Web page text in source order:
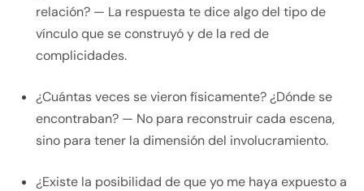
relación? — La respuesta te dice algo del tipo de
vínculo que se construyó y de la red de
complicidades.
¿Cuántas veces se vieron físicamente? ¿Dónde se
encontraban? — No para reconstruir cada escena,
sino para tener la dimensión del involucramiento.
¿Existe la posibilidad de que yo me haya expuesto a